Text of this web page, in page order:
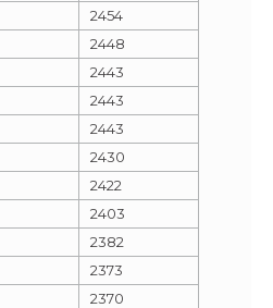
2454
2448
2443
2443
2443
2430
2422
2403
2382
2373
2370